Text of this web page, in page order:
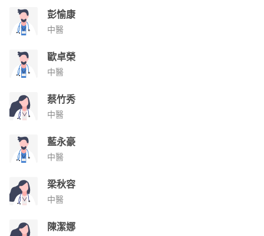
彭愉康
中醫
歐卓榮
中醫
蔡竹秀
中醫
藍永豪
中醫
梁秋容
中醫
陳潔娜